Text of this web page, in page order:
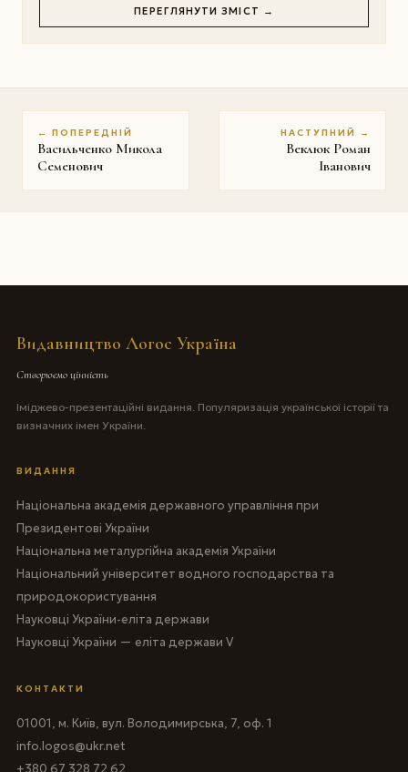
ПЕРЕГЛЯНУТИ ЗМІСТ →
← ПОПЕРЕДНІЙ
Васильченко Микола
Семенович
НАСТУПНИЙ →
Веклюк Роман
Іванович
Видавництво Логос Україна
Створюємо цінність
Іміджево-презентаційні видання. Популяризація української історії та
визначних імен України.
ВИДАННЯ
Національна академія державного управління при
Президентові України
Національна металургійна академія України
Національний університет водного господарства та
природокористування
Науковці України-еліта держави
Науковці України — еліта держави V
КОНТАКТИ
01001, м. Київ, вул. Володимирська, 7, оф. 1
info.logos@ukr.net